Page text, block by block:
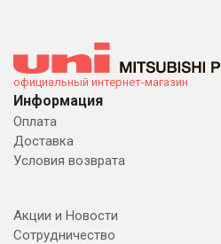
официальный интернет-магазин
Информация
Оплата
Доставка
Условия возврата
Акции и Новости
Сотрудничество